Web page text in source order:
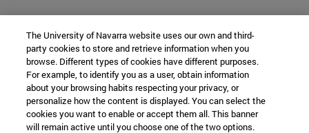
The University of Navarra website uses our own and third-
party cookies to store and retrieve information when you
browse. Different types of cookies have different purposes.
For example, to identify you as a user, obtain information
about your browsing habits respecting your privacy, or
personalize how the content is displayed. You can select the
cookies you want to enable or accept them all. This banner
will remain active until you choose one of the two options.